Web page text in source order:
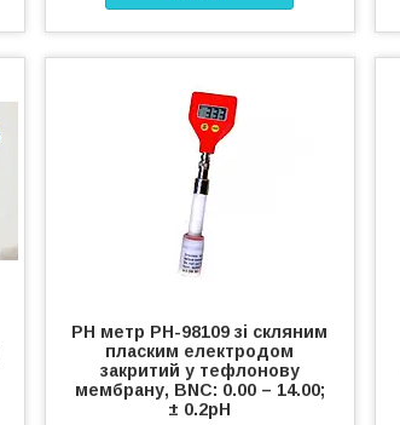
РН метр РН-98109 зі скляним
пласким електродом
закритий у тефлонову
мембрану, BNC: 0.00 – 14.00;
± 0.2pH